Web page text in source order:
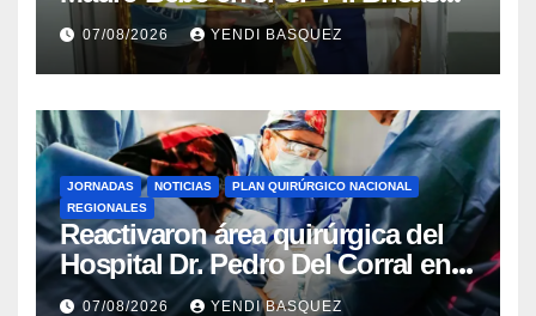
del Aeropuerto ​Inauguraron
Rincón
07/08/2026 YENDI BASQUEZ
JORNADAS NOTICIAS
PLAN QUIRÚRGICO NACIONAL
REGIONALES
Reactivaron área quirúrgica del
Hospital Dr. Pedro Del Corral en
Guárico
07/08/2026 YENDI BASQUEZ